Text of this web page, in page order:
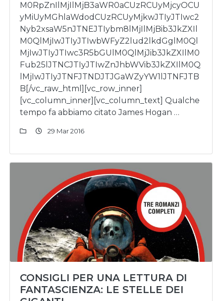
M0RpZnIlMjIlMjB3aWR0aCUzRCUyMjcyOCU
yMiUyMGhlaWdodCUzRCUyMjkwJTIyJTIwc2
Nyb2xsaW5nJTNEJTIybm8lMjIlMjBib3JkZXIl
M0QlMjIwJTIyJTIwbWFyZ2lud2lkdGglM0Ql
MjIwJTIyJTIwc3R5bGUlM0QlMjJib3JkZXIlM0
Fub25lJTNCJTIyJTIwZnJhbWVib3JkZXIlM0Q
lMjIwJTIyJTNFJTNDJTJGaWZyYW1lJTNFJTB
B[/vc_raw_html][vc_row_inner]
[vc_column_inner][vc_column_text] Qualche
tempo fa abbiamo citato James Hogan …
29 Mar 2016
CONSIGLI PER UNA LETTURA DI
FANTASCIENZA: LE STELLE DEI